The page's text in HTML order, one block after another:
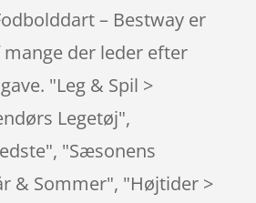
– Bestway er
der leder efter
"Leg & Spil >
Legetøj",
"Sæsonens
& Sommer", "Højtider >